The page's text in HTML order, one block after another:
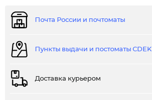
Почта России и почтоматы
Пункты выдачи и постоматы CDEK
Доставка курьером